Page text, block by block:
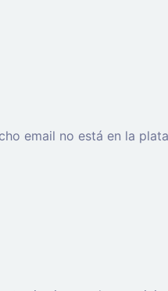
email no está en la